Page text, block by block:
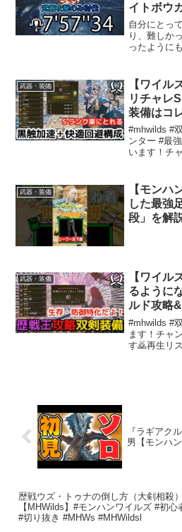
イトボウ
ンハンワ
自分にとっ
り、難しか
ったように
します😭チ
も良ければ
武器・装備
【ワイル
リチャレ
装備はコ
ルが最強
ワイルズ
#mhwilds #
ンター #最
います！チ
備,歴戦王
武器・装備
【モンハ
した最強
段」を解
武器・装備
【ワイル
るように
ルド攻略
ハンワイ
スターハ
#mhwilds #
ます！チャ
す🙇再生リ
『ラギアク
男【モンハン
歴戦ウズ・トゥナの倒し方（大剣相殺）
【MHWilds】#モンハンワイルズ #初心
#切り抜き #MHWs #MHWildsl